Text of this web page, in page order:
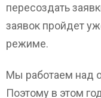
пересоздать
заявок пройдет
режиме.
Мы работаем над
Поэтому в этом